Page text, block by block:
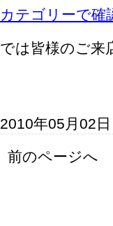
カテゴリーで確
では皆様のご来
2010年05月02
前のページへ